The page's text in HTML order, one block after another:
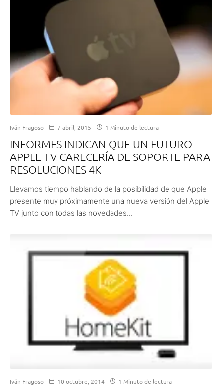
Iván Fragoso 7 abril, 2015 1 Minuto de lectura
INFORMES INDICAN QUE UN FUTURO
APPLE TV CARECERÍA DE SOPORTE PARA
RESOLUCIONES 4K
Llevamos tiempo hablando de la posibilidad de que Apple
presente muy próximamente una nueva versión del Apple
TV junto con todas las novedades...
Iván Fragoso 10 octubre, 2014 1 Minuto de lectura